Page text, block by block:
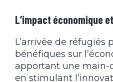
L’impact économique
L’arrivée de réfugiés
bénéfiques sur
apportant une main-
en stimulant